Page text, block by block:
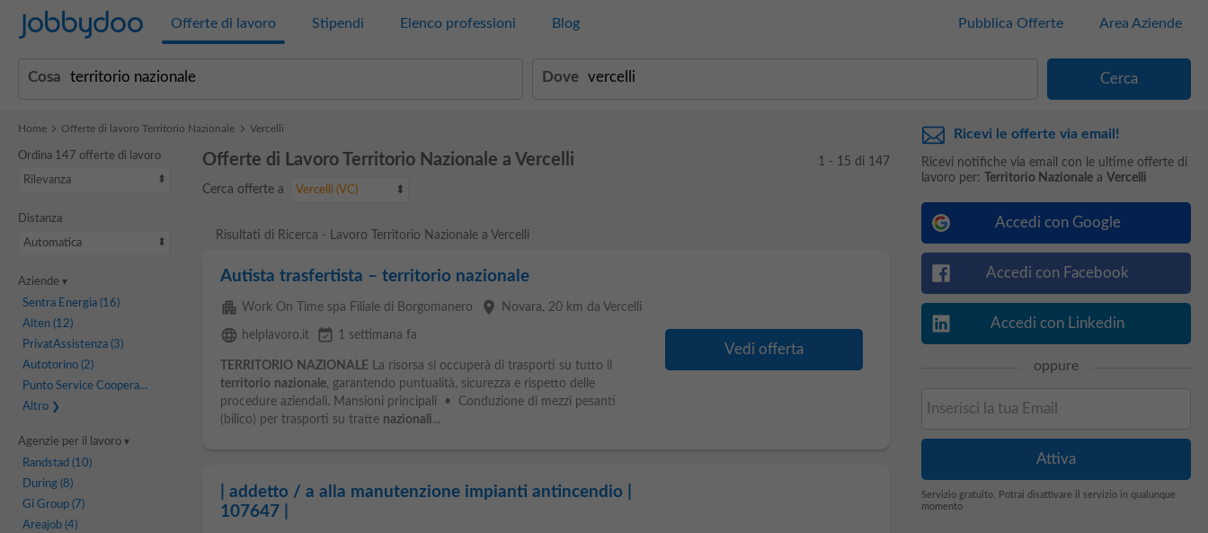
Jobbydoo Offerte di lavoro Stipendi Elenco professioni Blog Pubblica Offerte Area Aziende
Cosa Dove
Home Offerte di lavoro Territorio Nazionale Vercelli
Ordina 147 offerte di lavoro
Rilevanza
Distanza
Automatica
Aziende
Sentra Energia(16)
Alten(12)
PrivatAssistenza(3)
Autotorino(2)
Punto Service Cooperativa Sociale
Altro
Agenzie per il lavoro
Randstad (10)
During(8)
Gi Group(7)
Areajob(4)
Offerte di Lavoro Territorio Nazionale a Vercelli
Cerca offerte a Vercelli (VC)
1 - 15 di 147
Risultati di Ricerca - Lavoro Territorio Nazionale a Vercelli
Autista trasfertista – territorio nazionale
apartment Work On Time spa Filiale di Borgomanero place Novara, 20 km da Vercelli
language helplavoro.it event_available 1 settimana fa
TERRITORIO NAZIONALELa risorsa si occuperà di trasporti su tutto il
territorio nazionale, garantendo puntualità, sicurezza e rispetto delle
procedure aziendali. Mansioni principali • Conduzione di mezzi pesanti
(bilico) per trasporti su tratte nazionali...
Vedi offerta
| addetto / a alla manutenzione impianti antincendio |
107647 |
Ricevi le offerte via email!
Ricevi notifiche via email con le ultime offerte di
lavoro per:
Territorio Nazionalea Vercelli
Accedi con Google
Accedi con Facebook
Accedi con Linkedin
oppure
Servizio gratuito. Potrai disattivare il servizio in qualunque
momento